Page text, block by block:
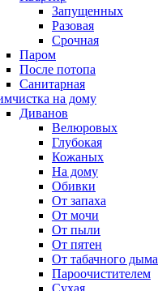
Запущенных
Разовая
Срочная
Паром
После потопа
Санитарная
на дому
Диванов
Велюровых
Глубокая
Кожаных
На дому
Обивки
От запаха
От мочи
От пыли
От пятен
От табачного дыма
Пароочистителем
Сухая